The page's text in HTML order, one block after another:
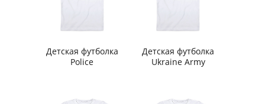
Детская футболка
Police
Детская футболка
Ukraine Army